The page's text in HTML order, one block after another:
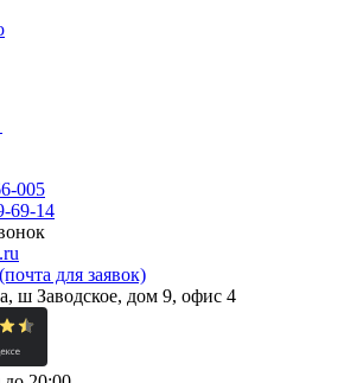
005
69-14
для заявок)
ш Заводское, дом 9, офис 4